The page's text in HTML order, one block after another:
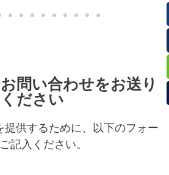
問い合わせをお送り
ください
提供するために、以下のフォー
記入ください。